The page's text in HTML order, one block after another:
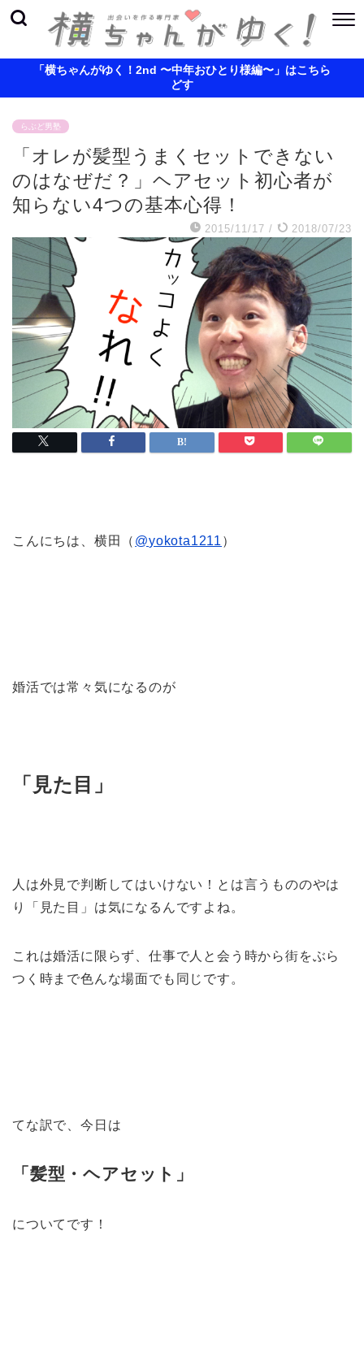
「横ちゃんがゆく！2nd 〜中年おひとり様編〜」はこちら
どす
らぶど男塾
「オレが髪型うまくセットできない
のはなぜだ？」ヘアセット初心者が
知らない4つの基本心得！
2015/11/17 / 2018/07/23
こんにちは、横田（ @yokota1211 ）
婚活では常々気になるのが
「見た目」
人は外見で判断してはいけない！とは言うもののやは
り「見た目」は気になるんですよね。
これは婚活に限らず、仕事で人と会う時から街をぶら
つく時まで色んな場面でも同じです。
てな訳で、今日は
「髪型・ヘアセット」
についてです！